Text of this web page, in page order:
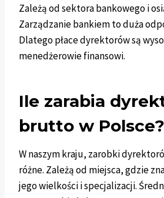
Zależą od sektora bankowego i
Zarządzanie bankiem to duża
Dlatego płace dyrektorów są
menedżerowie finansowi.
Ile zarabia
brutto w Polsce?
W naszym kraju, zarobki
różne. Zależą od miejsca, gdzie
jego wielkości i specjalizacji.